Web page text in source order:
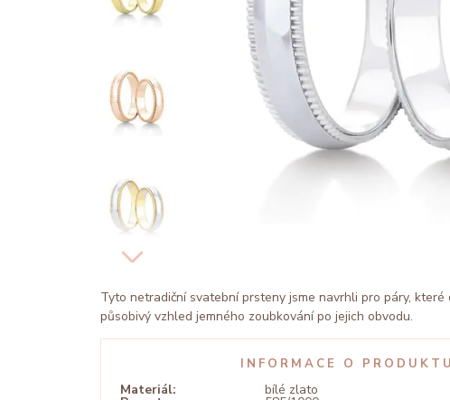
Tyto netradiční svatební prsteny jsme navrhli pro páry, které
působivý vzhled jemného zoubkování po jejich obvodu.
INFORMACE O PRODUKTU
Materiál: bílé zlato